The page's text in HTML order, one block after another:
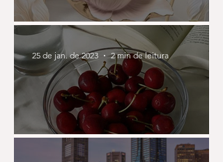
Começando 2023
Seja você!
25 de jan. de 2023 2 min de leitura